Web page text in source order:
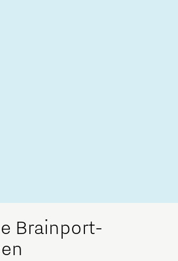
Brainport-